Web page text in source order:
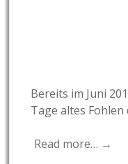
Bereits im Juni
Tage altes
Read more… →